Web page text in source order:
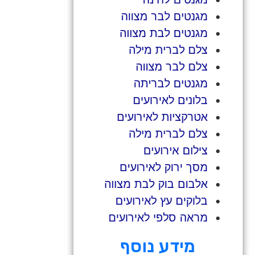
מגנטים לבר מצווה
מגנטים לבת מצווה
צלם לברית מילה
צלם לבר מצווה
מגנטים לבריתה
בלונים לאירועים
אטרקציות לאירועים
צלם לברית מילה
צילום אירועים
מסך ירוק לאירועים
אלבום בוק לבת מצווה
בלוקים עץ לאירועים
מראה סלפי לאירועים
מידע נוסף